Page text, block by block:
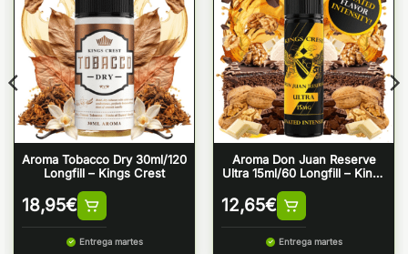
Aroma Tobacco Dry 30ml/120
Longfill – Kings Crest
18,95€
Entrega martes
Aroma Don Juan Reserve
Ultra 15ml/60 Longfill – Kings
12,65€
Entrega martes